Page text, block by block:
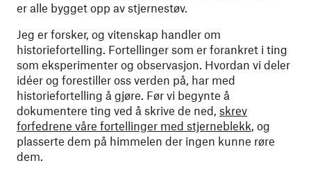
er alle bygget opp av stjernestøv.
Jeg er forsker, og vitenskap handler om
historiefortelling. Fortellinger som er forankret i ting
som eksperimenter og observasjon. Hvordan vi deler
idéer og forestiller oss verden på, har med
historiefortelling å gjøre. Før vi begynte å
dokumentere ting ved å skrive de ned, skrev
forfedrene våre fortellinger med stjerneblekk, og
plasserte dem på himmelen der ingen kunne røre
dem.